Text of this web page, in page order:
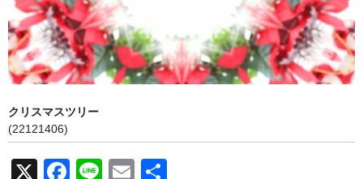
クレジット・PayPal決済
ダウンロード他
クリスマスツリー
(22121406)
X
F
Li
E